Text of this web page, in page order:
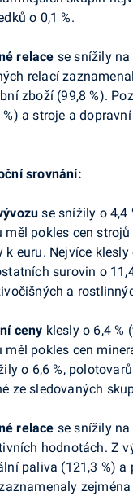
o 0,1 %.
relace se snížily
relací
zboží (99,8 %).
%) a stroje a
srovnání:
se snížily o 4,4
měl pokles cen
k euru. Nejvíce
surovin o
a
ceny klesly o 6,4 %
měl pokles cen
o 6,6 %,
ze sledovaných
relace se snížily
hodnotách. Z
paliva (121,3 %)